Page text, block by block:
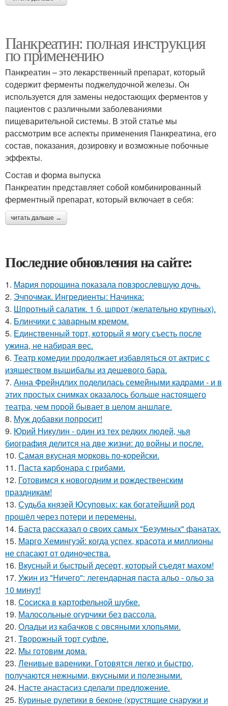
Панкреатин: полная инструкция
по применению
Панкреатин – это лекарственный препарат, который
содержит ферменты поджелудочной железы. Он
используется для замены недостающих ферментов у
пациентов с различными заболеваниями
пищеварительной системы. В этой статье мы
рассмотрим все аспекты применения Панкреатина, его
состав, показания, дозировку и возможные побочные
эффекты.
Состав и форма выпуска
Панкреатин представляет собой комбинированный
ферментный препарат, который включает в себя:
читать дальше →
Последние обновления на сайте:
1. Мария порошина показала повзрослевшую дочь.
2. Эчпочмак. Ингредиенты: Начинка:
3. Шпротный салатик. 1 б. шпрот (желательно крупных).
4. Блинчики с заварным кремом.
5. Единственный торт, который я могу съесть после
ужина, не набирая вес.
6. Театр комедии продолжает избавляться от актрис с
изяществом вышибалы из дешевого бара.
7. Анна Фрейндлих поделилась семейными кадрами - и в
этих простых снимках оказалось больше настоящего
театра, чем порой бывает в целом аншлаге.
8. Муж добавки попросит!
9. Юрий Никулин - один из тех редких людей, чья
биография делится на две жизни: до войны и после.
10. Самая вкусная морковь по-корейски.
11. Паста карбонара с грибами.
12. Готовимся к новогодним и рождественским
праздникам!
13. Судьба князей Юсуповых: как богатейший род
прошёл через потери и перемены.
14. Баста рассказал о своих самых "Безумных" фанатах.
15. Марго Хемингуэй: когда успех, красота и миллионы
не спасают от одиночества.
16. Вкусный и быстрый десерт, который съедят махом!
17. Ужин из "Ничего": легендарная паста альо - ольо за
10 минут!
18. Сосиска в картофельной шубке.
19. Малосольные огурчики без рассола.
20. Оладьи из кабачков с овсяными хлопьями.
21. Творожный торт суфле.
22. Мы готовим дoмa.
23. Ленивые вареники. Готовятся легко и быстро,
получаются нежными, вкусными и полезными.
24. Насте анастасиз сделали предложение.
25. Куриные рулетики в беконе (хрустящие снаружи и